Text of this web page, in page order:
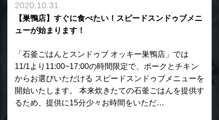
2020.10.31
【巣鴨店】すぐに食べたい！スピードスンドゥブメニ
ューが始まります！
「石釜ごはんとスンドゥブ オッキー巣鴨店」では
11/1より11:00~17:00の時間限定で、ポークとチキン
からお選びいただける スピードスンドゥブメニューを
開始いたします。 本来炊きたての石釜ごはんを提供す
るため、提供に15分少々お時間をいただ…